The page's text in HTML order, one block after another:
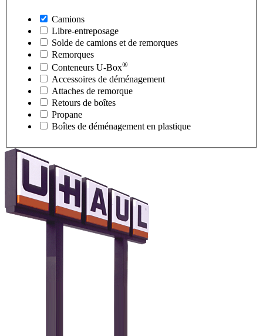
Camions
Libre-entreposage
Solde de camions et de remorques
Remorques
Conteneurs U-Box®
Accessoires de déménagement
Attaches de remorque
Retours de boîtes
Propane
Boîtes de déménagement en plastique